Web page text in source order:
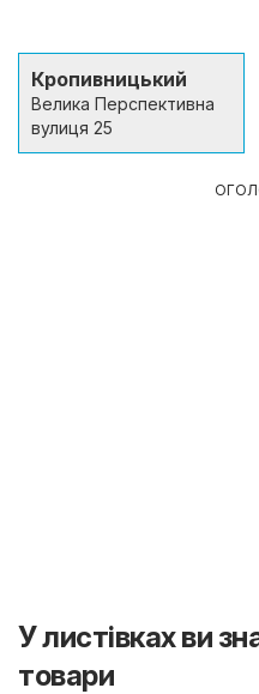
Кропивницький
Велика Перспективна
вулиця 25
У листівках ви
товари